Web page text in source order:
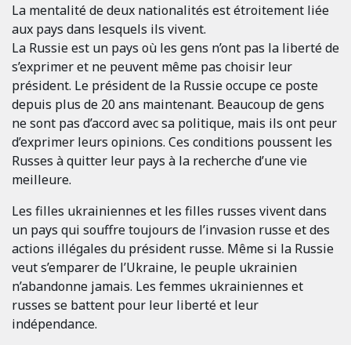
La mentalité de deux nationalités est étroitement liée
aux pays dans lesquels ils vivent.
La Russie est un pays où les gens n’ont pas la liberté de
s’exprimer et ne peuvent même pas choisir leur
président. Le président de la Russie occupe ce poste
depuis plus de 20 ans maintenant. Beaucoup de gens
ne sont pas d’accord avec sa politique, mais ils ont peur
d’exprimer leurs opinions. Ces conditions poussent les
Russes à quitter leur pays à la recherche d’une vie
meilleure.
Les filles ukrainiennes et les filles russes vivent dans
un pays qui souffre toujours de l’invasion russe et des
actions illégales du président russe. Même si la Russie
veut s’emparer de l’Ukraine, le peuple ukrainien
n’abandonne jamais. Les femmes ukrainiennes et
russes se battent pour leur liberté et leur
indépendance.